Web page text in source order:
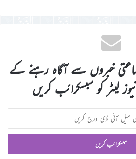
خبروں سے آگاہ رہنے کے
لیٹر کو سبسکرائب کریں